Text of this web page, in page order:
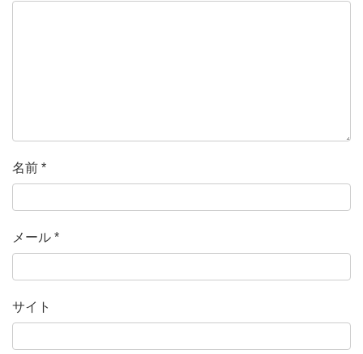
名前 *
メール *
サイト